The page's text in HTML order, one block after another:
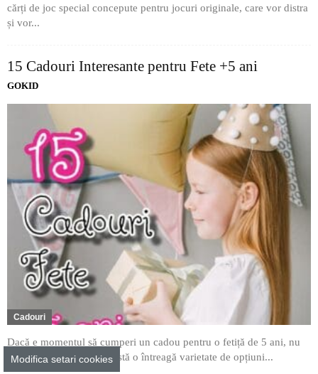
cărți de joc special concepute pentru jocuri originale, care vor distra
și vor...
15 Cadouri Interesante pentru Fete +5 ani
GOKID
Cadouri
Dacă e momentul să cumperi un cadou pentru o fetiță de 5 ani, nu
trebuie să-ți faci griji, există o întreagă varietate de opțiuni...
Modifica setari cookies